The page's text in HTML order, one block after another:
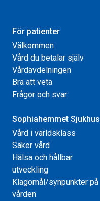
För patienter
Välkommen
Vård du betalar själv
Vårdavdelningen
Bra att veta
Frågor och svar
Sophiahemmet Sjukhus
Vård i världsklass
Säker vård
Hälsa och hållbar
utveckling
Klagomål/synpunkter på
vården